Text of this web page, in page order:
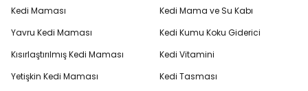
Kedi Maması
Yavru Kedi Maması
Kısırlaştırılmış Kedi Maması
Yetişkin Kedi Maması
Kedi Mama ve Su Kabı
Kedi Kumu Koku Giderici
Kedi Vitamini
Kedi Tasması